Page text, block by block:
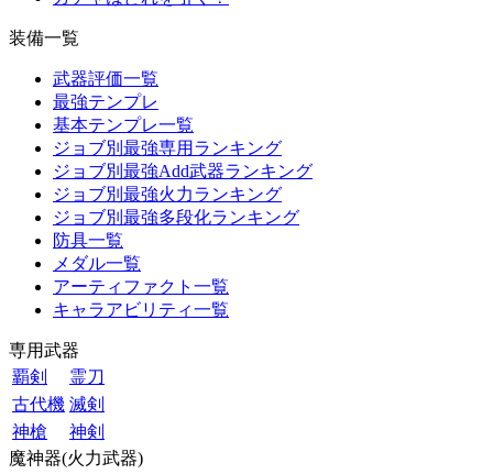
装備一覧
武器評価一覧
最強テンプレ
基本テンプレ一覧
ジョブ別最強専用ランキング
ジョブ別最強Add武器ランキング
ジョブ別最強火力ランキング
ジョブ別最強多段化ランキング
防具一覧
メダル一覧
アーティファクト一覧
キャラアビリティ一覧
専用武器
覇剣
霊刀
古代機 滅剣
神槍
神剣
魔神器(火力武器)